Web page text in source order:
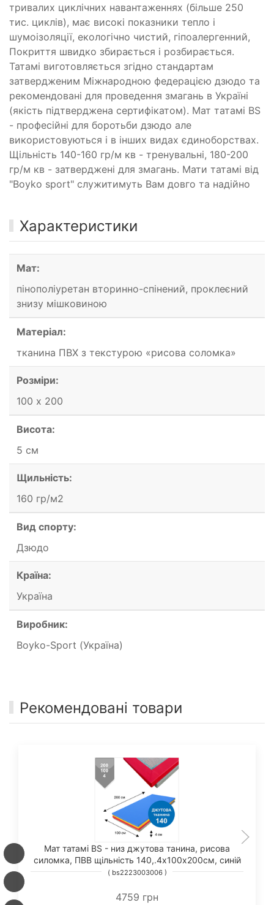
тривалих циклічних навантаженнях (більше 250
тис. циклів), має високі показники тепло і
шумоізоляції, екологічно чистий, гіпоалергенний,
Покриття швидко збирається і розбирається.
Татамі виготовляється згідно стандартам
затвердженим Міжнародною федерацією дзюдо та
рекомендовані для проведення змагань в Україні
(якість підтверджена сертифікатом). Мат татамі BS
- професійні для боротьби дзюдо але
використовуються і в інших видах єдиноборствах.
Щільність 140-160 гр/м кв - тренувальні, 180-200
гр/м кв - затверджені для змагань. Мати татамі від
"Boyko sport" служитимуть Вам довго та надійно
Характеристики
Мат:
пінополіуретан вторинно-спінений, проклеєний
знизу мішковиною
Матеріал:
тканина ПВХ з текстурою «рисова соломка»
Розміри:
100 х 200
Висота:
5 см
Щильність:
160 гр/м2
Вид спорту:
Дзюдо
Країна:
Україна
Виробник:
Boyko-Sport (Україна)
Рекомендовані товари
Мат татамі BS - низ джутова танина, рисова
силомка, ПВВ щільність 140,.4х100х200см, синій
( bs2223003006 )
4759 грн